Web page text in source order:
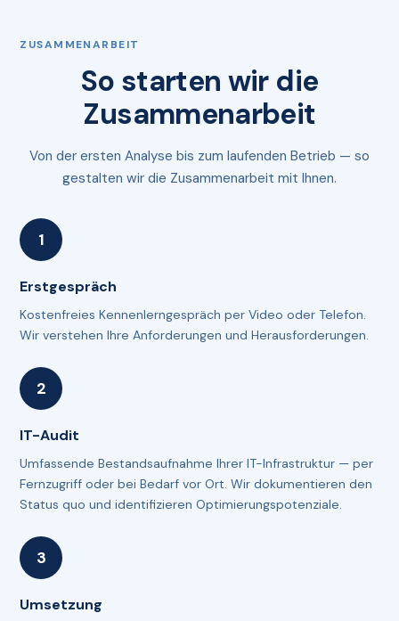
ZUSAMMENARBEIT
So starten wir die
Zusammenarbeit
Von der ersten Analyse bis zum laufenden Betrieb — so
gestalten wir die Zusammenarbeit mit Ihnen.
Erstgespräch
Kostenfreies Kennenlerngespräch per Video oder Telefon.
Wir verstehen Ihre Anforderungen und Herausforderungen.
IT-Audit
Umfassende Bestandsaufnahme Ihrer IT-Infrastruktur — per
Fernzugriff oder bei Bedarf vor Ort. Wir dokumentieren den
Status quo und identifizieren Optimierungspotenziale.
Umsetzung